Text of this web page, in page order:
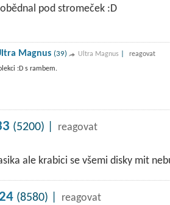
pod stromeček :D
Magnus (39) Ultra Magnus
reagovat
:D s rambem.
(5200) |
reagovat
ale krabici se všemi disky mit
(8580) |
reagovat